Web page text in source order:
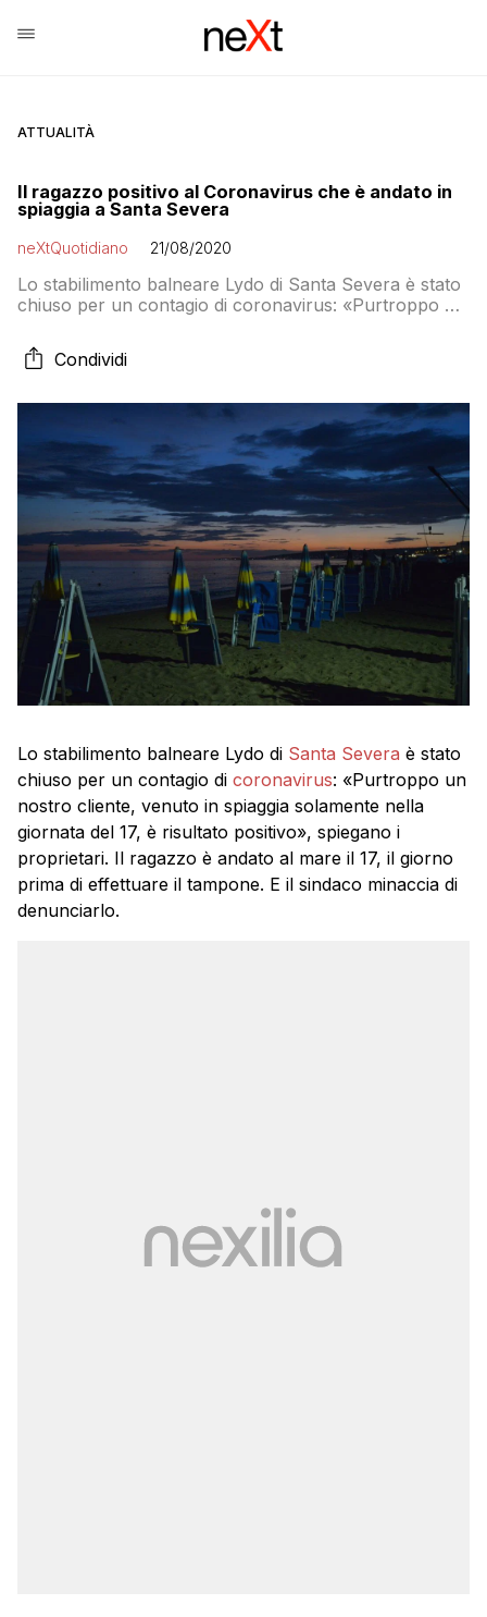
ATTUALITÀ
Il ragazzo positivo al Coronavirus che è andato in
spiaggia a Santa Severa
neXtQuotidiano 21/08/2020
Lo stabilimento balneare Lydo di Santa Severa è stato
chiuso per un contagio di coronavirus: «Purtroppo un
giornata del 17, è risultato positivo», spiegano i
proprietari. Il ragazzo è andato al mare il giorno prima
denunciarlo
Condividi
Lo stabilimento balneare Lydo di Santa Severa è stato
chiuso per un contagio di coronavirus: «Purtroppo un
nostro cliente, venuto in spiaggia solamente nella
giornata del 17, è risultato positivo», spiegano i
proprietari. Il ragazzo è andato al mare il 17, il giorno
prima di effettuare il tampone. E il sindaco minaccia di
denunciarlo.